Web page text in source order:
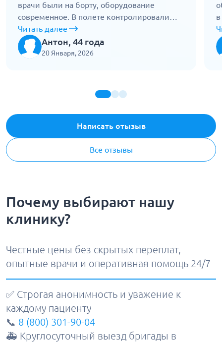
врачи были на борту, оборудование
современное. В полете контролировали
давление, пульс, дыхание. Врач не отходил.
После посадки сразу передали в стационар.
Четкая работа без суеты. Без этого
Читать далее
Антон, 44 года
20 Января, 2026
Написать отызыв
Все отзывы
Почему выбирают нашу
клинику?
Честные цены без скрытых переплат,
опытные врачи и оперативная помощь 24/7
✅ Строгая анонимность и уважение к
каждому пациенту
📞 8 (800) 301-90-04
🚑 Круглосуточный выезд бригады в